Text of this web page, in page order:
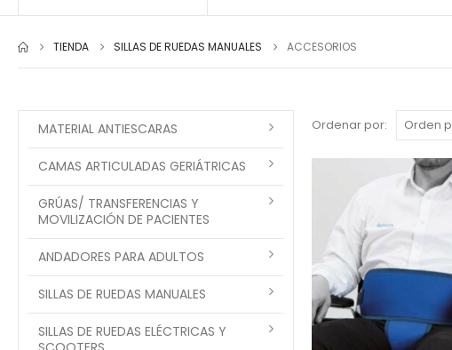
TIENDA SILLAS DE RUEDAS MANUALES ACCESORIOS
Ordenar por:
MATERIAL ANTIESCARAS
CAMAS ARTICULADAS GERIÁTRICAS
GRÚAS/ TRANSFERENCIAS Y
MOVILIZACIÓN DE PACIENTES
ANDADORES PARA ADULTOS
SILLAS DE RUEDAS MANUALES
SILLAS DE RUEDAS ELÉCTRICAS Y